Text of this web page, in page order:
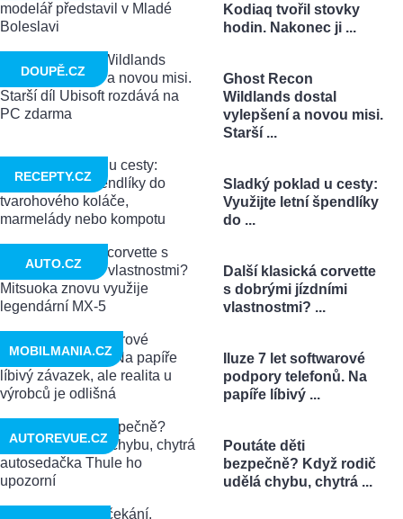
Kodiaq tvořil stovky
hodin. Nakonec ji ...
Ghost Recon
Wildlands dostal
vylepšení a novou misi.
Starší ...
DOUPĚ.CZ
Sladký poklad u cesty:
Využijte letní špendlíky
do ...
RECEPTY.CZ
Další klasická corvette
s dobrými jízdními
vlastnostmi? ...
AUTO.CZ
Iluze 7 let softwarové
podpory telefonů. Na
papíře líbivý ...
MOBILMANIA.CZ
Poutáte děti
bezpečně? Když rodič
udělá chybu, chytrá ...
AUTOREVUE.CZ